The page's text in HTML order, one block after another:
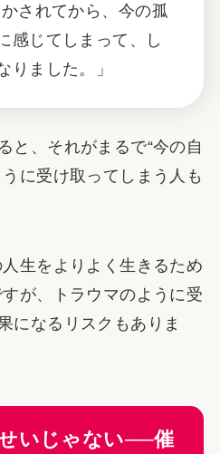
されてから、今の孤
感じてしまって、し
りました。」
と、それがまるで“今の自
に受け取ってしまう人も
生をよりよく生きるため
が、トラウマのように受
になるリスクもありま
いじゃない──催